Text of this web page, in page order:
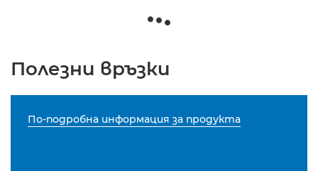
Полезни връзки
По-подробна информация за продукта